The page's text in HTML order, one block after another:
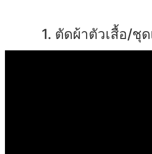
1. ตัดผ้าตัวเสื้อ/ชุ